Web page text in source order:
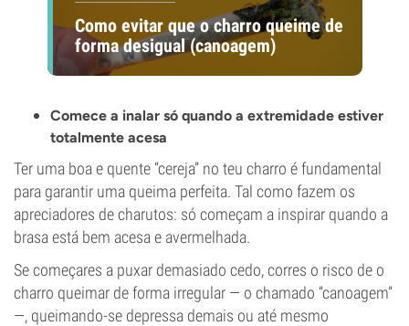
Como evitar que o charro queime de
forma desigual (canoagem)
Comece a inalar só quando a extremidade estiver
totalmente acesa
Ter uma boa e quente “cereja” no teu charro é fundamental
para garantir uma queima perfeita. Tal como fazem os
apreciadores de charutos: só começam a inspirar quando a
brasa está bem acesa e avermelhada.
Se começares a puxar demasiado cedo, corres o risco de o
charro queimar de forma irregular — o chamado “canoagem”
—, queimando-se depressa demais ou até mesmo